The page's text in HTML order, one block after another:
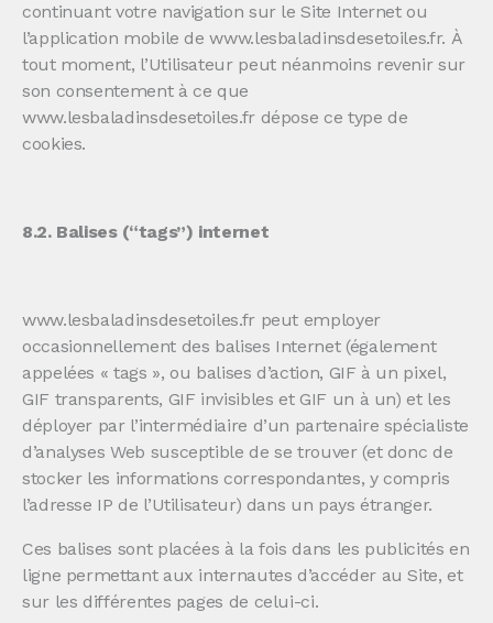
continuant votre navigation sur le Site Internet ou
l’application mobile de www.lesbaladinsdesetoiles.fr. À
tout moment, l’Utilisateur peut néanmoins revenir sur
son consentement à ce que
www.lesbaladinsdesetoiles.fr dépose ce type de
cookies.
8.2. Balises (“tags”) internet
www.lesbaladinsdesetoiles.fr peut employer
occasionnellement des balises Internet (également
appelées « tags », ou balises d’action, GIF à un pixel,
GIF transparents, GIF invisibles et GIF un à un) et les
déployer par l’intermédiaire d’un partenaire spécialiste
d’analyses Web susceptible de se trouver (et donc de
stocker les informations correspondantes, y compris
l’adresse IP de l’Utilisateur) dans un pays étranger.
Ces balises sont placées à la fois dans les publicités en
ligne permettant aux internautes d’accéder au Site, et
sur les différentes pages de celui-ci.